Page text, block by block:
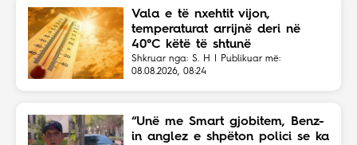
Vala e të nxehtit vijon,
temperaturat arrijnë deri në
40°C këtë të shtunë
Shkruar nga: S. H | Publikuar më:
08.08.2026, 08:24
“Unë me Smart gjobitem, Benz-
in anglez e shpëton polici se ka